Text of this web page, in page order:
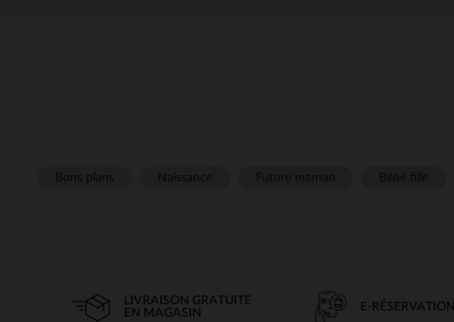
LIVRAISON GRATUITE
EN MAGASIN
E-RÉSERVATION